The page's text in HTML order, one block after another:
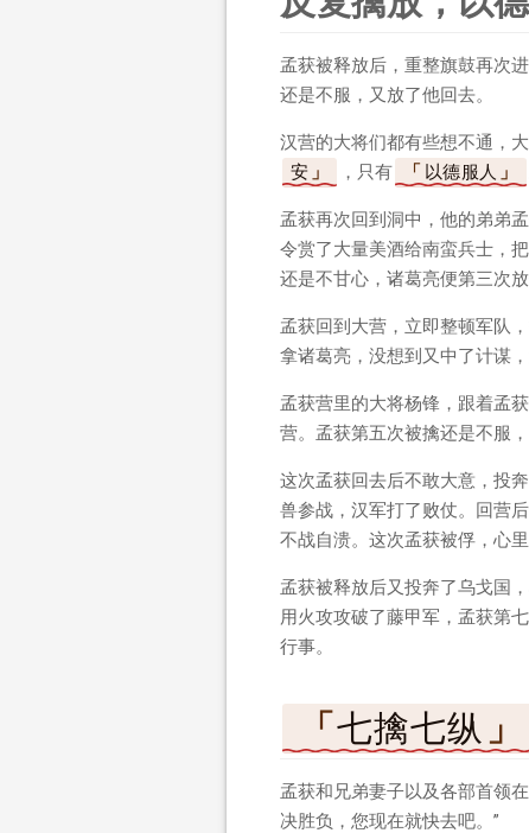
孟获被释放后，重整旗鼓再次
还是不服，又放了他回去。
汉营的大将们都有些想不通，
安
，只有 以德服人
孟获再次回到洞中，他的弟弟
令赏了大量美酒给南蛮兵士，
还是不甘心，诸葛亮便第三次放
孟获回到大营，立即整顿军队
拿诸葛亮，没想到又中了计谋
孟获营里的大将杨锋，跟着孟
营。孟获第五次被擒还是不服
这次孟获回去后不敢大意，投
兽参战，汉军打了败仗。回营
不战自溃。这次孟获被俘，心
孟获被释放后又投奔了乌戈国
用火攻攻破了藤甲军，孟获第
行事。
七擒七纵
孟获和兄弟妻子以及各部首领
决胜负，您现在就快去吧。”